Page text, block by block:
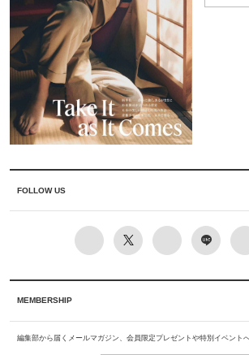
FOLLOW US
MEMBERSHIP
編集部から届くメールマガジン、会員限定プレゼントや特別イベント